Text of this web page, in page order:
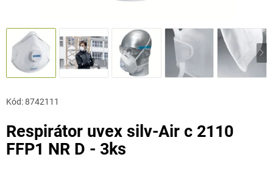
Respirátor uvex silv-Air c 2110
FFP1 NR D - 3ks
Kód:8742111